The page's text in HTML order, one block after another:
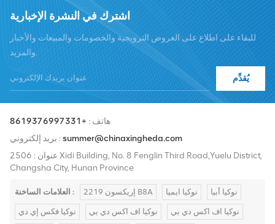
سنقوم بتوسيع حصتنا في السوق الدولية بمنتجات عالية الجودة وخدمات
عالية الجودة وأسعار معقولة والتسليم في الوقت المناسب.
اشترك في النشرة الإخبارية
للبقاء على اطلاع على العروض الترويجية والخصومات والمبيعات والأخبار
والمزيد.
يُقدِّم
هاتف : +8619376997331
بريد إلكتروني :summer@chinaxingheda.com
عنوان : 2506 Xidi Building, No. 8 Fenglin Third Road,Yuelu District,
Changsha City, Hunan Province
العلامات الساخنة : إريكسون 2219 B8A نوكيا ايميا نوكيا أبيا
نوكيا فكس إي دي نوكيا اف اكس دي بي نوكيا اف اكس دي بي